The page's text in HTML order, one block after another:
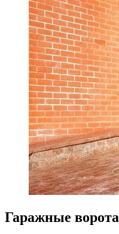
Гаражные